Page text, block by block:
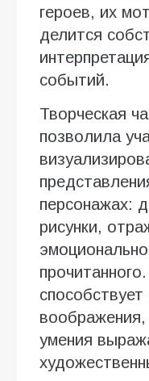
героев, их
делится
событий.
Творческая
позволила
персонажах:
рисунки,
умения